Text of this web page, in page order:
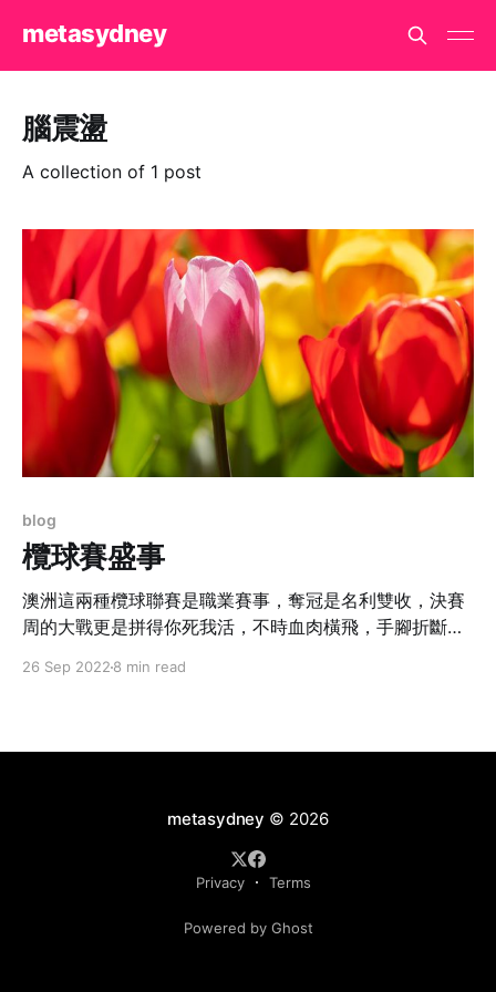
metasydney
腦震盪
A collection of 1 post
blog
欖球賽盛事
澳洲這兩種欖球聯賽是職業賽事，奪冠是名利雙收，決賽
周的大戰更是拼得你死我活，不時血肉橫飛，手腳折斷，
26 Sep 2022 8 min read
metasydney © 2026
Privacy Terms
Powered by Ghost